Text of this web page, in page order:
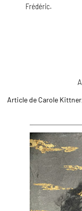
Frédéric.
Article de Carole